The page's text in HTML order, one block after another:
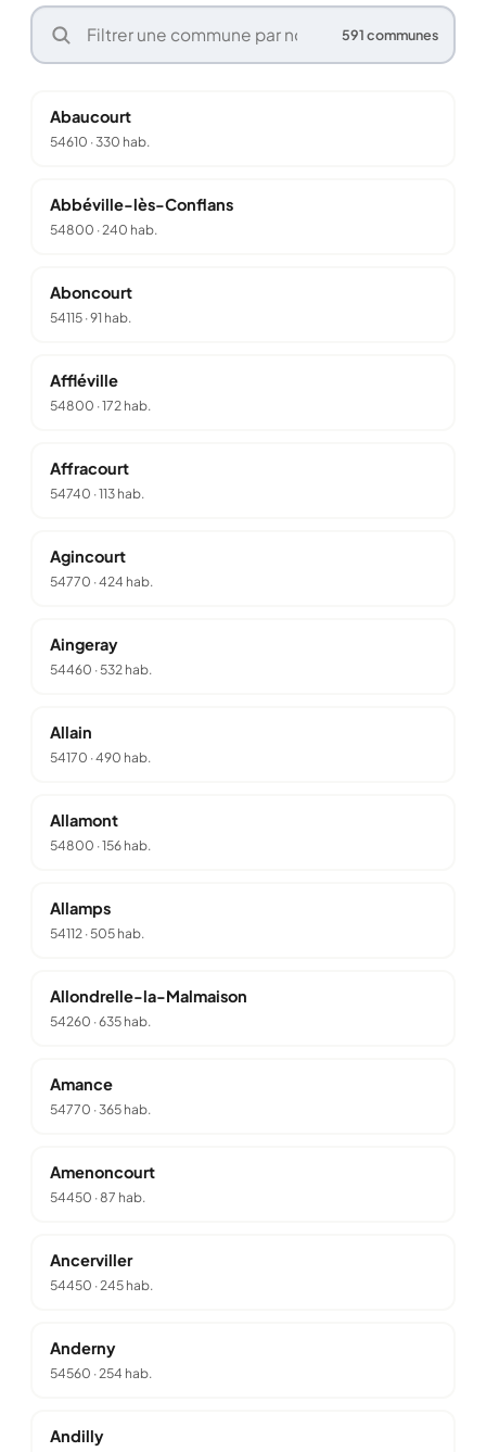
591 communes
Abaucourt
54610 ·330 hab.
Abbéville-lès-Conflans
54800 ·240 hab.
Aboncourt
54115·91 hab.
Affléville
54800 ·172 hab.
Affracourt
54740 ·113 hab.
Agincourt
54770 ·424 hab.
Aingeray
54460 ·532 hab.
Allain
54170 ·490 hab.
Allamont
54800 ·156 hab.
Allamps
54112·505 hab.
Allondrelle-la-Malmaison
54260 ·635 hab.
Amance
54770 ·365 hab.
Amenoncourt
54450 ·87 hab.
Ancerviller
54450 ·245 hab.
Anderny
54560 ·254 hab.
Andilly